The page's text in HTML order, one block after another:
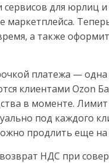
сервисов для
маркетплейса.
а также
платежа —
клиентами Ozon
в моменте.
под каждого
продлить еще на
НДС при